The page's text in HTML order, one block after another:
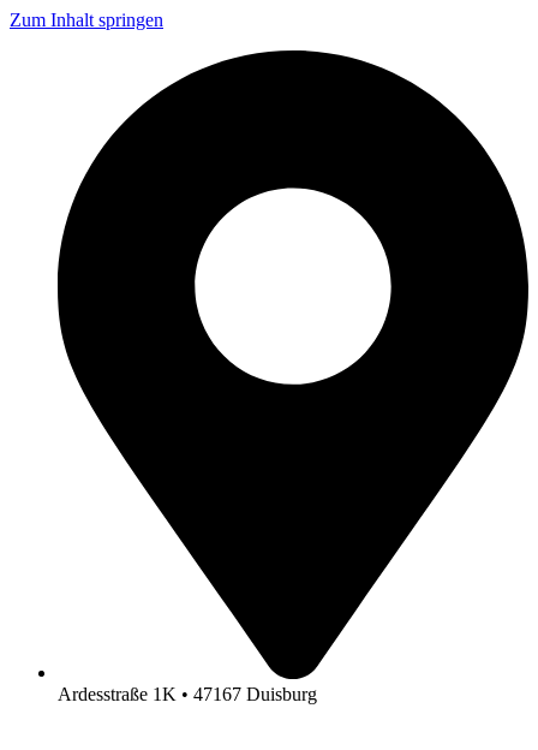
Zum Inhalt springen
Ardesstraße 1K • 47167 Duisburg